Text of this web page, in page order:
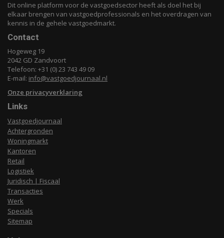
Dit online platform voor de vastgoedsector heeft als doel het bij
elkaar brengen van vastgoedprofessionals en het overdragen van
kennis in de gehele vastgoedmarkt.
Contact
Hogeweg 19
2042 GD Zandvoort
Telefoon: +31 (0) 23 743 49 09
E-mail: info@vastgoedjournaal.nl
Onze privacyverklaring
Links
Vastgoedjournaal
Achtergronden
Woningmarkt
Kantoren
Retail
Logistiek
Juridisch | Fiscaal
Transacties
Werk
Specials
Sitemap